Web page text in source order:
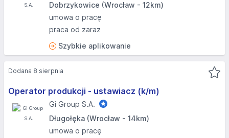
Dobrzykowice (Wrocław - 12km)
umowa o pracę
praca od zaraz
Szybkie aplikowanie
Operator produkcji - ustawiacz (k/m)
Gi Group S.A.
Długołęka (Wrocław - 14km)
umowa o pracę
Dodana 8 sierpnia